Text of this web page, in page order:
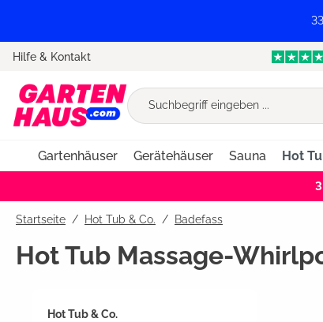
Hilfe & Kontakt
Gartenhäuser Gerätehäuser Sauna Hot
Startseite Hot Tub & Co. / Badefass
Hot Tub Massage-
Hot Tub & Co.